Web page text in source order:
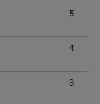
5
4
3